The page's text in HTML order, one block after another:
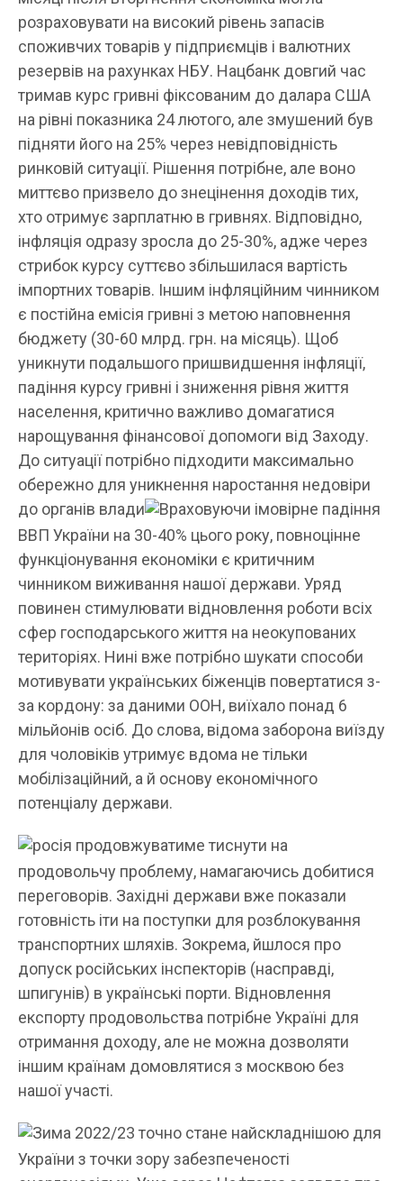
розраховувати на високий рівень запасів
споживчих товарів у підприємців і валютних
резервів на рахунках НБУ. Нацбанк довгий час
тримав курс гривні фіксованим до далара США
на рівні показника 24 лютого, але змушений був
підняти його на 25% через невідповідність
ринковій ситуації. Рішення потрібне, але воно
миттєво призвело до знецінення доходів тих,
хто отримує зарплатню в гривнях. Відповідно,
інфляція одразу зросла до 25-30%, адже через
стрибок курсу суттєво збільшилася вартість
імпортних товарів. Іншим інфляційним чинником
є постійна емісія гривні з метою наповнення
бюджету (30-60 млрд. грн. на місяць). Щоб
уникнути подальшого пришвидшення інфляції,
падіння курсу гривні і зниження рівня життя
населення, критично важливо домагатися
нарощування фінансової допомоги від Заходу.
До ситуації потрібно підходити максимально
обережно для уникнення наростання недовіри
до органів влади
Враховуючи імовірне падіння
ВВП України на 30-40% цього року, повноцінне
функціонування економіки є критичним
чинником виживання нашої держави. Уряд
повинен стимулювати відновлення роботи всіх
сфер господарського життя на неокупованих
територіях. Нині вже потрібно шукати способи
мотивувати українських біженців повертатися з-
за кордону: за даними ООН, виїхало понад 6
мільйонів осіб. До слова, відома заборона виїзду
для чоловіків утримує вдома не тільки
мобілізаційний, а й основу економічного
потенціалу держави.
росія продовжуватиме тиснути на
продовольчу проблему, намагаючись добитися
переговорів. Західні держави вже показали
готовність іти на поступки для розблокування
транспортних шляхів. Зокрема, йшлося про
допуск російських інспекторів (насправді,
шпигунів) в українські порти. Відновлення
експорту продовольства потрібне Україні для
отримання доходу, але не можна дозволяти
іншим країнам домовлятися з москвою без
нашої участі.
Зима 2022/23 точно стане найскладнішою для
України з точки зору забезпеченості